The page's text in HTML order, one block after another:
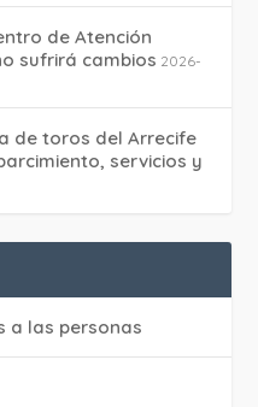
de Atención
sufrirá cambios 2026-
de toros del Arrecife
servicios y
a las personas